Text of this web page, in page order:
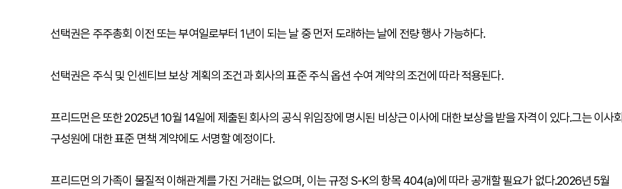
선택권은 주주총회 이전 또는 부여일로부터 1년이 되는 날 중 먼저 도래하는 날에 전량 행사 가능하다.
선택권은 주식 및 인센티브 보상 계획의 조건과 회사의 표준 주식 옵션 수여 계약의 조건에 따라 적용된다.
프리드먼은 또한 2025년 10월 14일에 제출된 회사의 공식 위임장에 명시된 비상근 이사에 대한 보상을 받을 자격이 있다.그는 이사회
구성원에 대한 표준 면책 계약에도 서명할 예정이다.
프리드먼의 가족이 물질적 이해관계를 가진 거래는 없으며, 이는 규정 S-K의 항목 404(a)에 따라 공개할 필요가 없다.2026년 5월